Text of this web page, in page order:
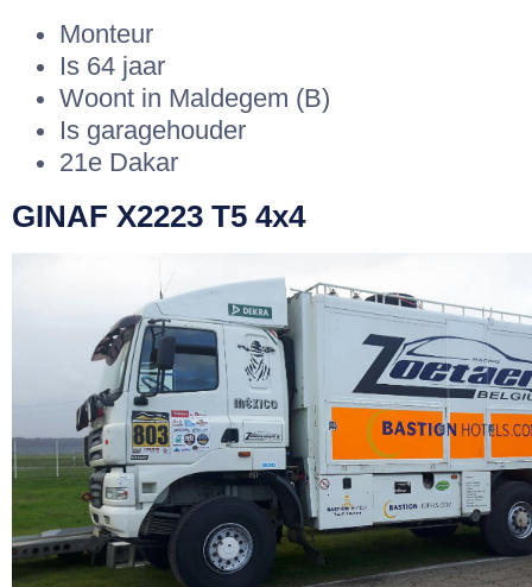
Monteur
Is 64 jaar
Woont in Maldegem (B)
Is garagehouder
21e Dakar
GINAF X2223 T5 4x4